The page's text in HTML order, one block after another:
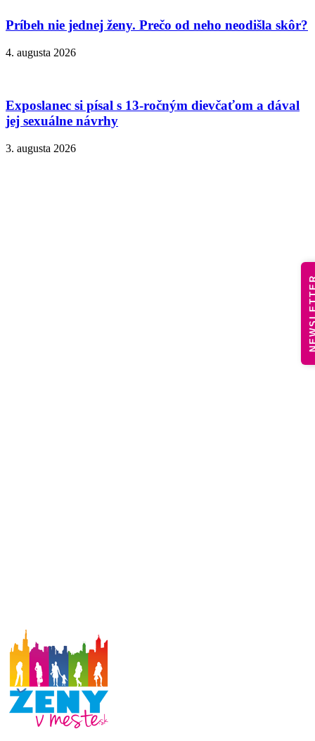
Príbeh nie jednej ženy. Prečo od neho neodišla skôr?
4. augusta 2026
Exposlanec si písal s 13-ročným dievčaťom a dával
jej sexuálne návrhy
3. augusta 2026